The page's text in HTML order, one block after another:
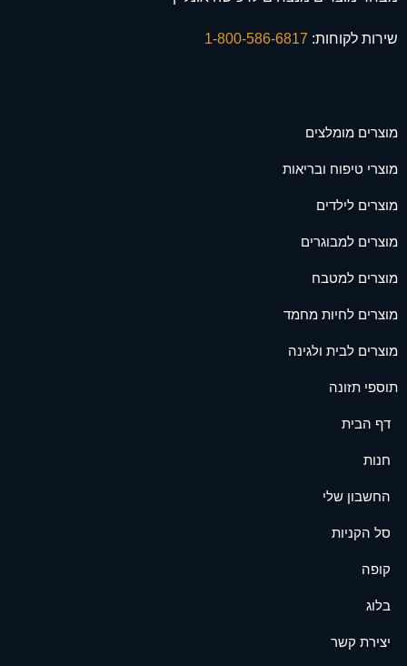
שירות לקוחות:
מוצרים מומלצים
מוצרי טיפוח ובריאות
מוצרים לילדים
מוצרים למבוגרים
מוצרים למטבח
מוצרים לחיות מחמד
מוצרים לבית ולגינה
תוספי תזונה
דף הבית
חנות
החשבון שלי
סל הקניות
קופה
בלוג
יצירת קשר